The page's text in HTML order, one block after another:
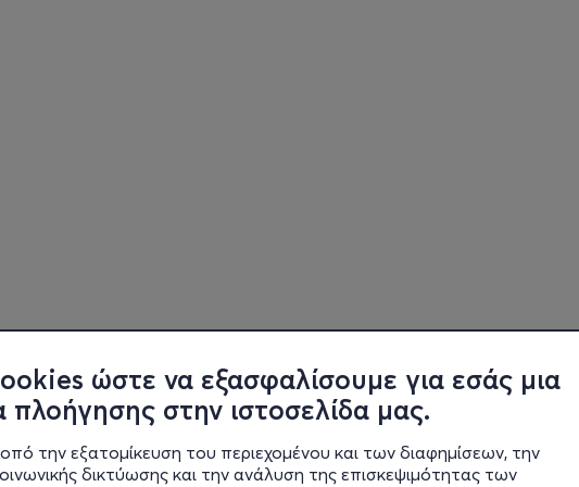
ώστε να εξασφαλίσουμε για εσάς μια
πλοήγησης στην ιστοσελίδα μας.
την εξατομίκευση του περιεχομένου και των διαφημίσεων, την
δικτύωσης και την ανάλυση της επισκεψιμότητας των